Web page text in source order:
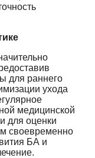
для раннего
ухода
медицинской
для оценки
своевременно
БА и